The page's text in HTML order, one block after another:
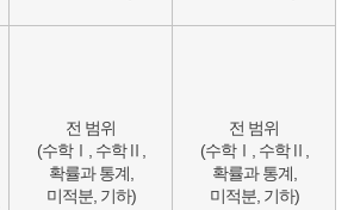
전 범위
(수학Ⅰ, 수학Ⅱ,
확률과 통계,
미적분, 기하)
전 범위
(수학Ⅰ, 수학Ⅱ,
확률과 통계,
미적분, 기하)